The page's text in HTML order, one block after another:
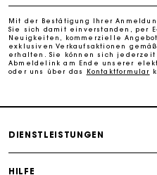
perfekte
Kostenlose Lieferung
PayPal -
Mit der Bestätigung Ihrer
Sie sich damit einverstanden, per
Neuigkeiten, kommerzielle
exklusiven Verkaufsaktionen
erhalten. Sie können sich
Abmeldelink am Ende unserer
oder uns über das
Kontaktformular
DIENSTLEISTUNGEN
HILFE